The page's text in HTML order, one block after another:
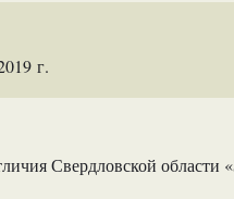
г.
Свердловской области